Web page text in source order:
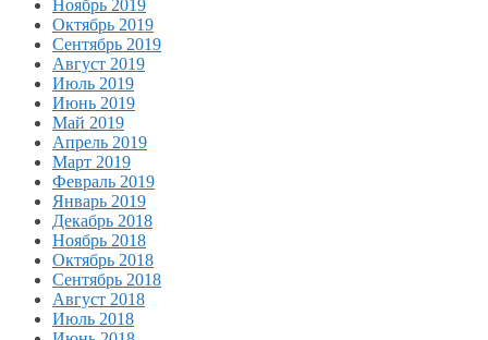
Ноябрь 2019
Октябрь 2019
Сентябрь 2019
Август 2019
Июль 2019
Июнь 2019
Май 2019
Апрель 2019
Март 2019
Февраль 2019
Январь 2019
Декабрь 2018
Ноябрь 2018
Октябрь 2018
Сентябрь 2018
Август 2018
Июль 2018